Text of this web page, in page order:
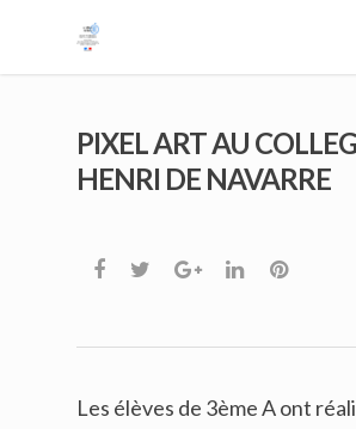
PIXEL ART AU
HENRI DE NAVARRE
Les élèves de 3ème A ont